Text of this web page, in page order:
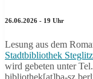
26.06.2026 - 19 Uhr
Lesung aus dem
Stadtbibliothek
wird gebeten unter
bibliothek[at]ba-